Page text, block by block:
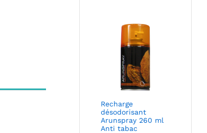
Recharge
désodorisant
Arunspray 260 ml
Anti tabac